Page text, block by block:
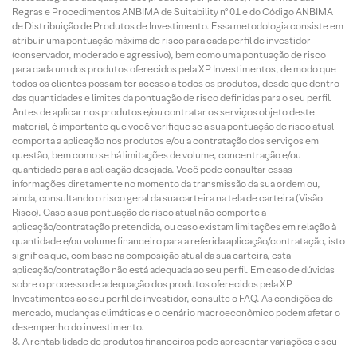
Regras e Procedimentos ANBIMA de Suitability nº 01 e do Código ANBIMA
de Distribuição de Produtos de Investimento. Essa metodologia consiste em
atribuir uma pontuação máxima de risco para cada perfil de investidor
(conservador, moderado e agressivo), bem como uma pontuação de risco
para cada um dos produtos oferecidos pela XP Investimentos, de modo que
todos os clientes possam ter acesso a todos os produtos, desde que dentro
das quantidades e limites da pontuação de risco definidas para o seu perfil.
Antes de aplicar nos produtos e/ou contratar os serviços objeto deste
material, é importante que você verifique se a sua pontuação de risco atual
comporta a aplicação nos produtos e/ou a contratação dos serviços em
questão, bem como se há limitações de volume, concentração e/ou
quantidade para a aplicação desejada. Você pode consultar essas
informações diretamente no momento da transmissão da sua ordem ou,
ainda, consultando o risco geral da sua carteira na tela de carteira (Visão
Risco). Caso a sua pontuação de risco atual não comporte a
aplicação/contratação pretendida, ou caso existam limitações em relação à
quantidade e/ou volume financeiro para a referida aplicação/contratação, isto
significa que, com base na composição atual da sua carteira, esta
aplicação/contratação não está adequada ao seu perfil. Em caso de dúvidas
sobre o processo de adequação dos produtos oferecidos pela XP
Investimentos ao seu perfil de investidor, consulte o FAQ. As condições de
mercado, mudanças climáticas e o cenário macroeconômico podem afetar o
desempenho do investimento.
A rentabilidade de produtos financeiros pode apresentar variações e seu